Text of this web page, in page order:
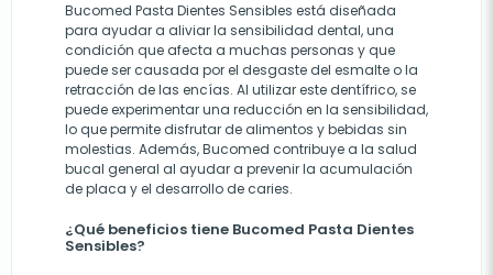
Bucomed Pasta Dientes Sensibles está diseñada
para ayudar a aliviar la sensibilidad dental, una
condición que afecta a muchas personas y que
puede ser causada por el desgaste del esmalte o la
retracción de las encías. Al utilizar este dentífrico, se
puede experimentar una reducción en la sensibilidad,
lo que permite disfrutar de alimentos y bebidas sin
molestias. Además, Bucomed contribuye a la salud
bucal general al ayudar a prevenir la acumulación
de placa y el desarrollo de caries.
¿Qué beneficios tiene Bucomed Pasta Dientes
Sensibles?